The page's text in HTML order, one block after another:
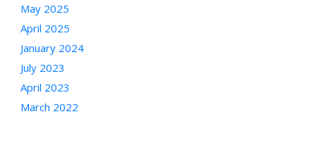
May 2025
April 2025
January 2024
July 2023
April 2023
March 2022